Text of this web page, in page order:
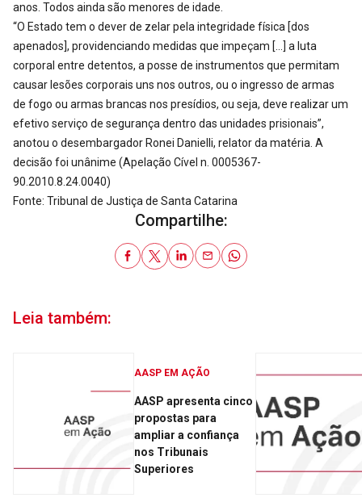
anos. Todos ainda são menores de idade.
“O Estado tem o dever de zelar pela integridade física [dos
apenados], providenciando medidas que impeçam […] a luta
corporal entre detentos, a posse de instrumentos que permitam
causar lesões corporais uns nos outros, ou o ingresso de armas
de fogo ou armas brancas nos presídios, ou seja, deve realizar um
efetivo serviço de segurança dentro das unidades prisionais”,
anotou o desembargador Ronei Danielli, relator da matéria. A
decisão foi unânime (Apelação Cível n. 0005367-
90.2010.8.24.0040)
Fonte: Tribunal de Justiça de Santa Catarina
Compartilhe:
Leia também:
AASP EM AÇÃO
AASP apresenta cinco
propostas para
ampliar a confiança
nos Tribunais
Superiores